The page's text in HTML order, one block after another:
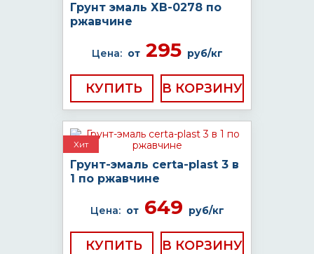
Грунт эмаль ХВ-0278 по
ржавчине
Цена: от295 руб/кг
КУПИТЬ
Хит
Грунт-эмаль certa-plast 3 в
1 по ржавчине
Цена: от649 руб/кг
КУПИТЬ